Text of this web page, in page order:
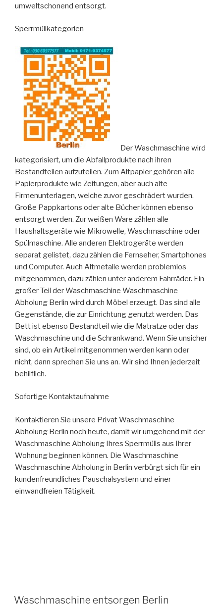
umweltschonend entsorgt.
Sperrmüllkategorien
Der Waschmaschine wird
kategorisiert, um die Abfallprodukte nach ihren
Bestandteilen aufzuteilen. Zum Altpapier gehören alle
Papierprodukte wie Zeitungen, aber auch alte
Firmenunterlagen, welche zuvor geschrädert wurden.
Große Pappkartons oder alte Bücher können ebenso
entsorgt werden. Zur weißen Ware zählen alle
Haushaltsgeräte wie Mikrowelle, Waschmaschine oder
Spülmaschine. Alle anderen Elektrogeräte werden
separat gelistet, dazu zählen die Fernseher, Smartphones
und Computer. Auch Altmetalle werden problemlos
mitgenommen, dazu zählen unter anderem Fahrräder. Ein
großer Teil der Waschmaschine Waschmaschine
Abholung Berlin wird durch Möbel erzeugt. Das sind alle
Gegenstände, die zur Einrichtung genutzt werden. Das
Bett ist ebenso Bestandteil wie die Matratze oder das
Waschmaschine und die Schrankwand. Wenn Sie unsicher
sind, ob ein Artikel mitgenommen werden kann oder
nicht, dann sprechen Sie uns an. Wir sind Ihnen jederzeit
behilflich.
Sofortige Kontaktaufnahme
Kontaktieren Sie unsere Privat Waschmaschine
Abholung Berlin noch heute, damit wir umgehend mit der
Waschmaschine Abholung Ihres Sperrmülls aus Ihrer
Wohnung beginnen können. Die Waschmaschine
Waschmaschine Abholung in Berlin verbürgt sich für ein
kundenfreundliches Pauschalsystem und einer
einwandfreien Tätigkeit.
VERÖFFENTLICHT
AM
Waschmaschine entsorgen Berlin